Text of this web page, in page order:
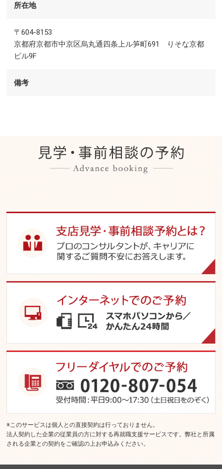
所在地
〒604-8153
京都府京都市中京区烏丸通四条上ル笋町691 りそな京都
ビル9F
備考
このサービスは個人との直接契約は行っておりません。
法人契約した企業の従業員の方に対する再就職支援サービスです。弊社と所属
される企業との契約をご確認の上お申込みください。